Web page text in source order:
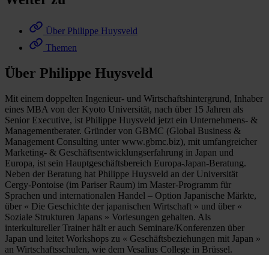
Über Philippe Huysveld
Themen
Über Philippe Huysveld
Mit einem doppelten Ingenieur- und Wirtschaftshintergrund, Inhaber
eines MBA von der Kyoto Universität, nach über 15 Jahren als
Senior Executive, ist Philippe Huysveld jetzt ein Unternehmens- &
Managementberater. Gründer von GBMC (Global Business &
Management Consulting unter www.gbmc.biz), mit umfangreicher
Marketing- & Geschäftsentwicklungserfahrung in Japan und
Europa, ist sein Hauptgeschäftsbereich Europa-Japan-Beratung.
Neben der Beratung hat Philippe Huysveld an der Universität
Cergy-Pontoise (im Pariser Raum) im Master-Programm für
Sprachen und internationalen Handel – Option Japanische Märkte,
über « Die Geschichte der japanischen Wirtschaft » und über «
Soziale Strukturen Japans » Vorlesungen gehalten. Als
interkultureller Trainer hält er auch Seminare/Konferenzen über
Japan und leitet Workshops zu « Geschäftsbeziehungen mit Japan »
an Wirtschaftsschulen, wie dem Vesalius College in Brüssel.